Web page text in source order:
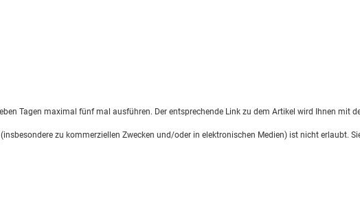
Tagen maximal fünf mal ausführen. Der entsprechende Link zu dem Artikel wird Ihnen mit
zu kommerziellen Zwecken und/oder in elektronischen Medien) ist nicht erlaubt.